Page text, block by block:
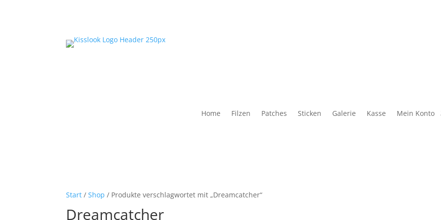
Home Filzen Patches Sticken Galerie Kasse Mein Konto
Start /Shop / Produkte verschlagwortet mit „Dreamcatcher“
Dreamcatcher